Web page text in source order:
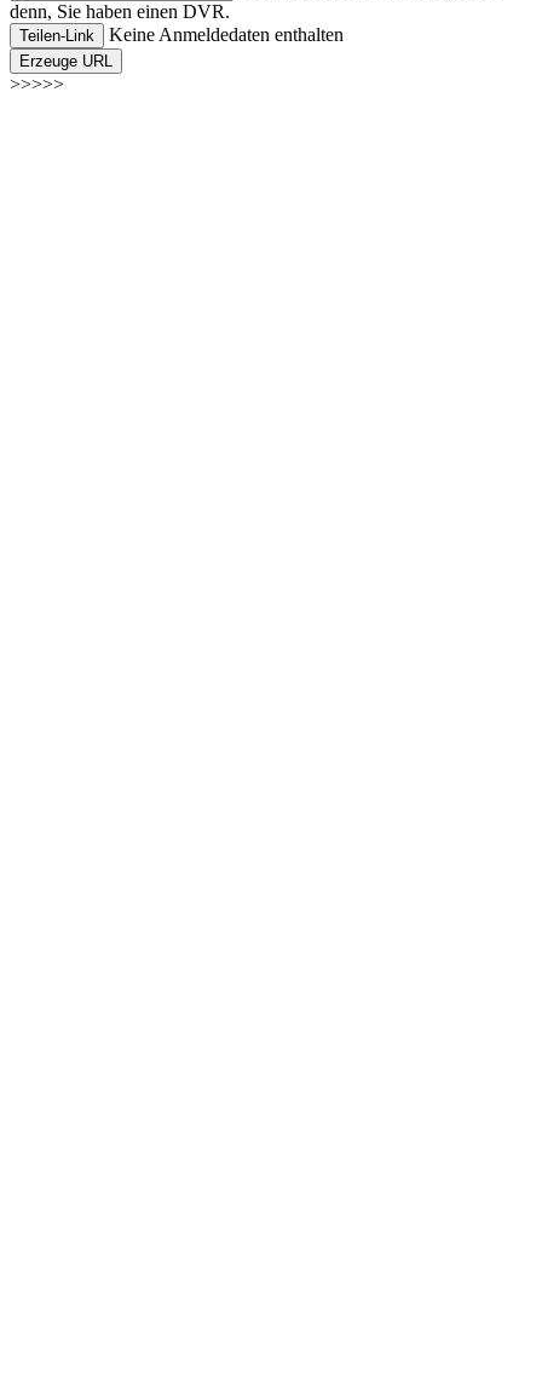
denn, Sie haben einen DVR.
Teilen-Link Keine Anmeldedaten enthalten
Erzeuge URL
>>>>>